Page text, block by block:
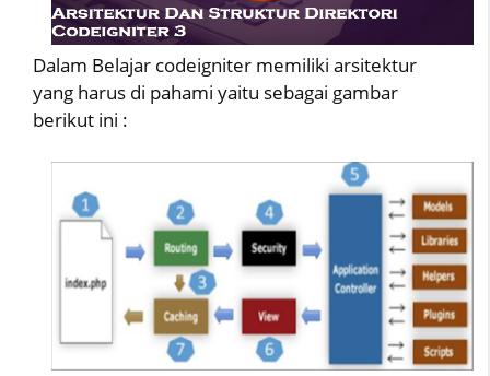
Dalam Belajar codeigniter memiliki arsitektur
yang harus di pahami yaitu sebagai gambar
berikut ini :